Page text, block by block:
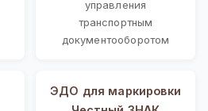
управления
транспортным
документооборотом
ЭДО для маркировки